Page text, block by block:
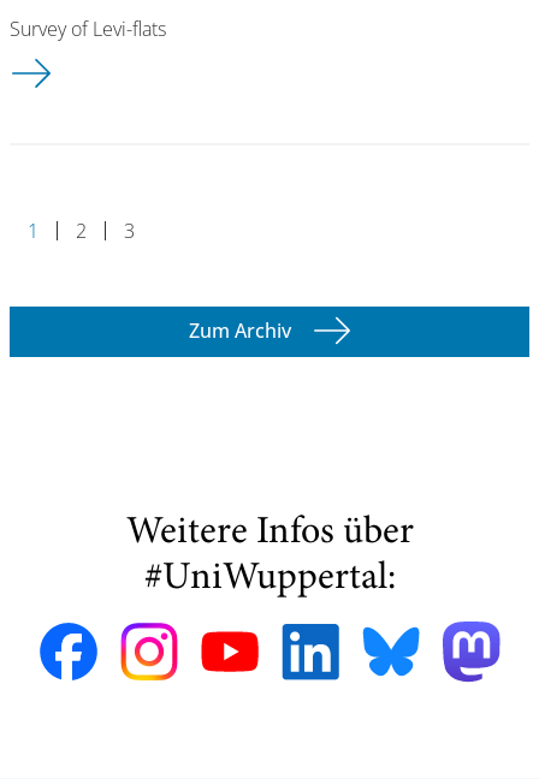
Survey of Levi-flats
AG Komplexe Analysis: Stefan Nemirovski (D.13.15)
1 2 3
Zum Archiv
Weitere Infos über
#UniWuppertal: